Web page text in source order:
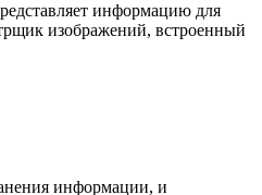
информацию для
изображений, встроенный
информации, и